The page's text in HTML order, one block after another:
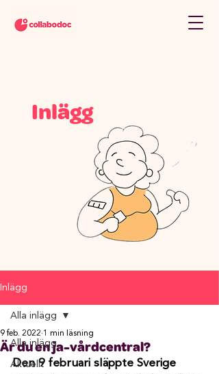
Inlägg
Inlägg
Alla inlägg
Aktuellt
Alla inlägg
Är du en ja-vårdcentral?
9 feb. 2022 1 min läsning
Den 9 februari släppte Sverige